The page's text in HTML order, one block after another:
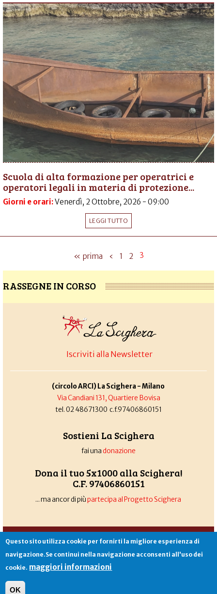
Scuola di alta formazione per operatrici e
operatori legali in materia di protezione...
Giorni e orari:Venerdì, 2 Ottobre, 2026 - 09:00
LEGGI TUTTO
« prima ‹ 1 2 3
RASSEGNE IN CORSO
Iscriviti alla Newsletter
(circolo ARCI) La Scighera - Milano
Via Candiani 131, Quartiere Bovisa
tel. 02 48671300 c.f.97406860151
Sostieni La Scighera
fai unadonazione
Dona il tuo 5x1000 alla Scighera!
C.F. 97406860151
... ma ancor di piùpartecipa al Progetto Scighera
Questo sito utilizza cookie per fornirti la migliore esperienza di
navigazione.Se continui nella navigazione acconsenti all'uso dei
cookie. maggiori informazioni
OK